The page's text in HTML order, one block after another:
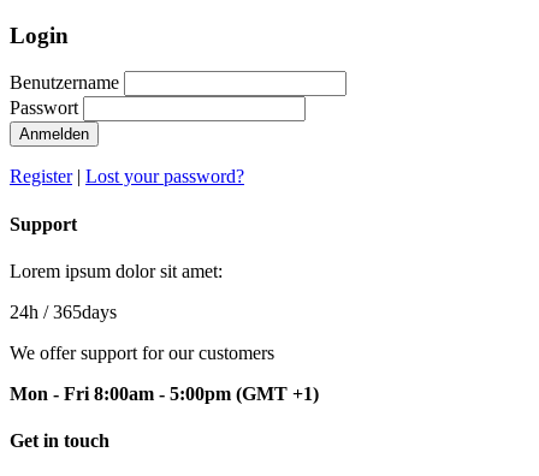
Login
Benutzername
Passwort
Anmelden
Register| Lost your password?
Support
Lorem ipsum dolor sit amet:
24h / 365days
We offer support for our customers
Mon - Fri 8:00am - 5:00pm (GMT +1)
Get in touch